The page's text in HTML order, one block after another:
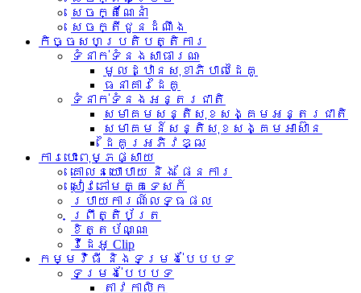
សេចក្តីណែនាំ
សេចក្តីជូនដំណឹង
កិច្ចសហប្រតិបត្តិការ
ទំនាក់ទំនង​សាធារណៈ
មូលដ្ឋានសុខាភិបាលដៃគូ
ធនាគារដៃគូ
ទំនាក់​ទំនង​អន្តរ​ជាតិ
សមាគមសន្តិសុខសង្គមអន្តរជាតិ
សមាគមន៍សន្តិសុខសង្គមអាស៊ាន​
ដៃគូរអភិវឌ្ឍ
ការបោះពុម្ភផ្សាយ
គោលនយោបាយ និង ផែនការ
សៀវភៅមគ្គទេសក៍
របាយការណ៍លទ្ធផល
ព្រឹត្តិប័ត្រ
ខិត្តប័ណ្ណ
វីដេអូ Clip
កម្មវិធី និងទម្រង់បែបបទ
ទម្រង់បែបបទ
តាវកាលិក